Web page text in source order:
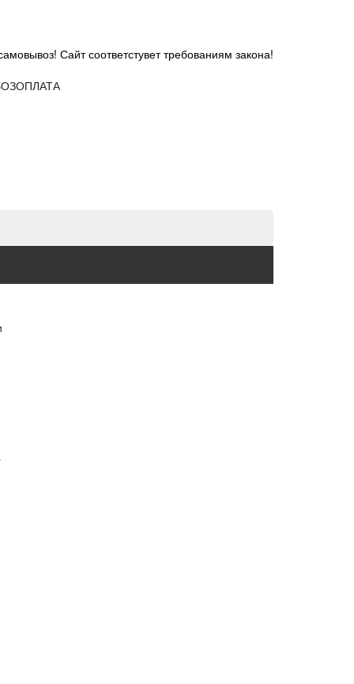
Сайт соответстувет требованиям закона!
ОПЛАТА